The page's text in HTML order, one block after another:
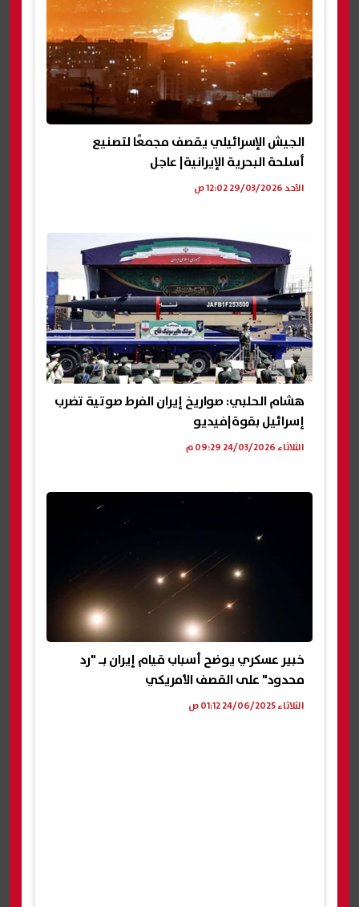
الجيش الإسرائيلي يقصف مجمعًا لتصنيع
أسلحة البحرية الإيرانية| عاجل
الأحد 29/03/2026 12:02 ص
هشام الحلبي: صواريخ إيران الفرط صوتية تضرب
إسرائيل بقوة|فيديو
الثلاثاء 24/03/2026 09:29 م
خبير عسكري يوضح أسباب قيام إيران بـ "رد
محدود" على القصف الأمريكي
الثلاثاء 24/06/2025 01:12 ص